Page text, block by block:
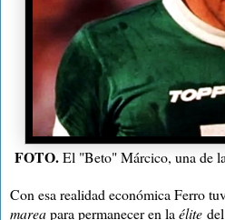
FOTO.El "Beto" Márcico, una de
Con esa realidad económica Ferro
mareapara permanecer en la élite